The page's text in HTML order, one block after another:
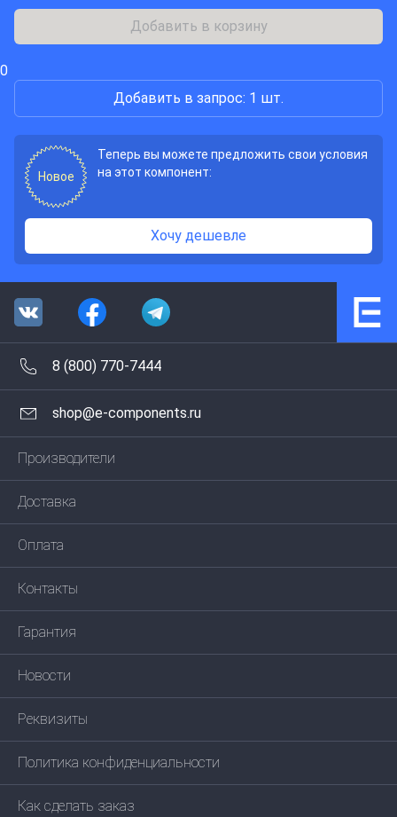
Добавить в корзину
0
Добавить в запрос: 1 шт.
Новое
Теперь вы можете предложить свои условия
на этот компонент:
Хочу дешевле
8 (800) 770-7444
shop@e-components.ru
Производители
Доставка
Оплата
Контакты
Гарантия
Новости
Реквизиты
Политика конфиденциальности
Как сделать заказ